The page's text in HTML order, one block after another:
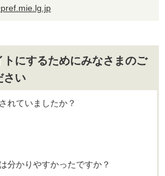
トにするためにみなさまのご
さい
れていましたか？
分かりやすかったですか？